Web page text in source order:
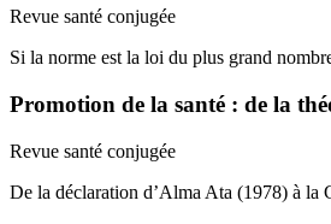
Revue santé conjugée
Si la norme est la loi du plus grand
Promotion de la santé : de la
Revue santé conjugée
De la déclaration d’Alma Ata (1978) à la